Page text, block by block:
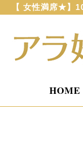
【 女性満席★】
HOME